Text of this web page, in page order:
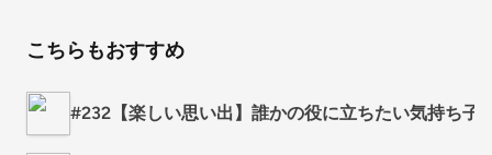
こちらもおすすめ
#232【楽しい思い出】誰かの役に立ちたい気持ち子